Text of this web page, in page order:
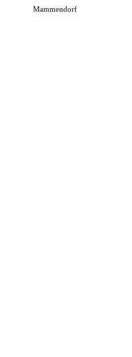
Mammendorf